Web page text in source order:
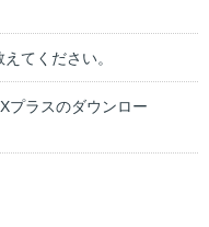
てください。
プラスのダウンロー